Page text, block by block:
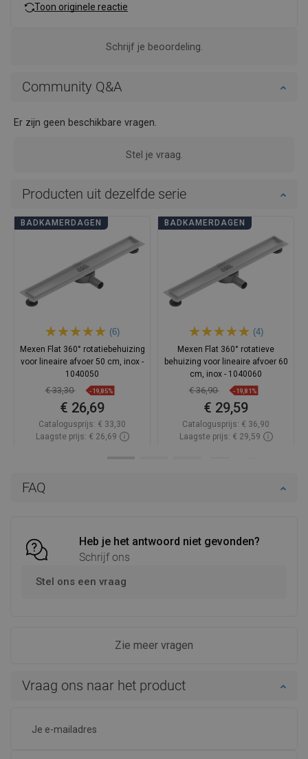
FAQ
Heb je het antwoord niet gevonden?
Schrijf ons
Stel ons een vraag
Zie meer vragen
Toon originele reactie
Schrijf je beoordeling.
Community Q&A
Er zijn geen beschikbare vragen.
Stel je vraag.
Vraag ons naar het product
Producten uit dezelfde serie
BADKAMERDAGEN
(6)
Mexen Flat 360° rotatiebehuizing
voor lineaire afvoer 50 cm, inox -
1040050
€ 33,30 -19,85%
€ 26,69
Catalogusprijs: € 33,30
Laagste prijs: € 26,69
BADKAMERDAGEN
(4)
Mexen Flat 360° rotatieve
behuizing voor lineaire afvoer 60
cm, inox - 1040060
€ 36,90 -19,81%
€ 29,59
Catalogusprijs: € 36,90
Laagste prijs: € 29,59